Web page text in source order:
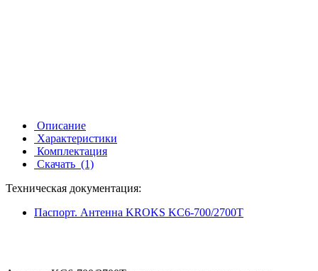
Описание
Характеристики
Комплектация
Скачать (1)
Техническая документация:
Паспорт. Антенна KROKS KC6-700/2700T